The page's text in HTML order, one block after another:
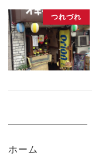
つれづれ
ホーム